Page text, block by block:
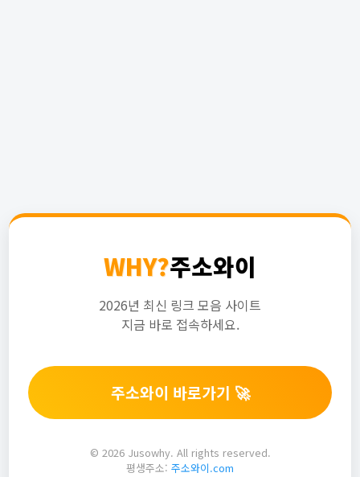
WHY?주소와이
2026년 최신 링크 모음 사이트
지금 바로 접속하세요.
주소와이 바로가기 🚀
© 2026 Jusowhy. All rights reserved.
평생주소: 주소와이.com